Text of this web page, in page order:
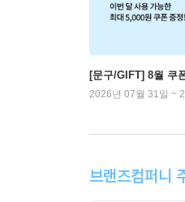
[문구/GIFT] 8월 쿠
2026년 07월 31일 ~
브랜즈컴퍼니